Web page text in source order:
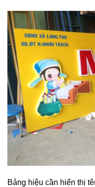
Bảng hiệu cần hiển thị